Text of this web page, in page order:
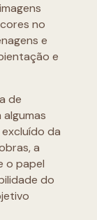
no
e
e
de
da
a
o papel
do